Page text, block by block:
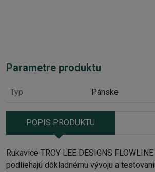
Parametre produktu
Typ Pánske
POPIS PRODUKTU
Rukavice TROY LEE DESIGNS
podliehajú dôkladnému vývoju a